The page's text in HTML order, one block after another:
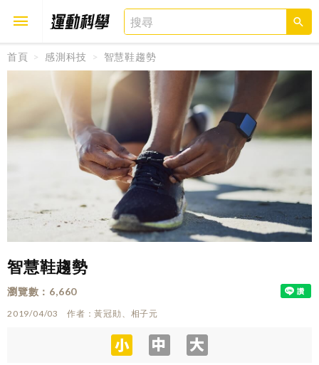
首頁 感測科技 智慧鞋趨勢
智慧鞋趨勢
瀏覽數 6,660
2019/04/03 作者 黃冠勛、相子元
取消 確定